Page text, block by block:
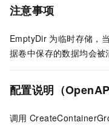
注意事项
EmptyDir 为临时存储，当
据卷中保存的数据均会被
配置说明（
调用